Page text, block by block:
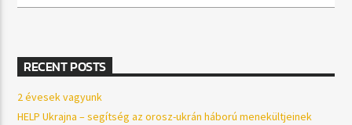
RECENT POSTS
2 évesek vagyunk
HELP Ukrajna – segítség az orosz-ukrán háború menekültjeinek